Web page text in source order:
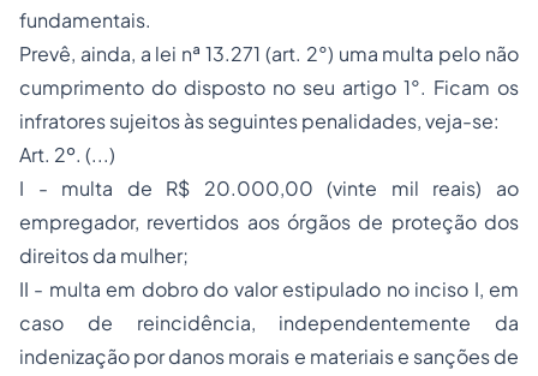
fundamentais.
Prevê, ainda, a lei nª 13.271 (art. 2°) uma multa pelo não
cumprimento do disposto no seu artigo 1°. Ficam os
infratores sujeitos às seguintes penalidades, veja-se:
Art. 2º. (...)
I - multa de R$ 20.000,00 (vinte mil reais) ao
empregador, revertidos aos órgãos de proteção dos
direitos da mulher;
II - multa em dobro do valor estipulado no inciso I, em
caso de reincidência, independentemente da
indenização por danos morais e materiais e sanções de